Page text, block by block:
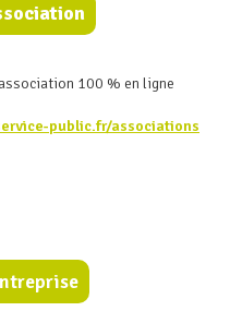
100 % en ligne
public.fr/associations